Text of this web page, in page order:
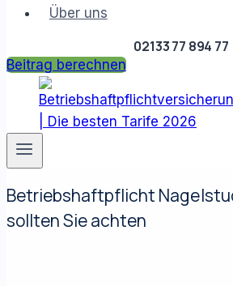
Über uns
02133 77 894 77
Beitrag berechnen
Betriebshaftpflicht
sollten Sie achten